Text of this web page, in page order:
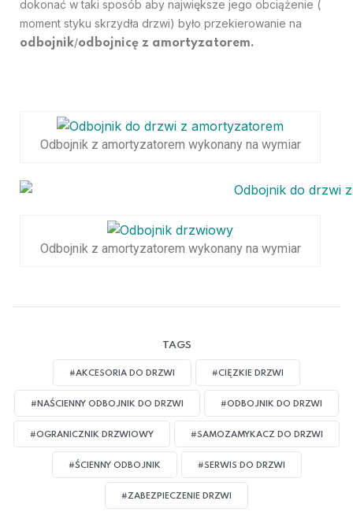
dokonać w taki sposób aby największe jego obciążenie (
moment styku skrzydła drzwi) było przekierowanie na
odbojnik/odbojnicę z amortyzatorem.
Odbojnik z amortyzatorem wykonany na wymiar
Odbojnik z amortyzatorem wykonany na wymiar
TAGS
#AKCESORIA DO DRZWI #CIĘZKIE DRZWI
#NAŚCIENNY ODBOJNIK DO DRZWI #ODBOJNIK DO DRZWI
#OGRANICZNIK DRZWIOWY #SAMOZAMYKACZ DO DRZWI
#ŚCIENNY ODBOJNIK #SERWIS DO DRZWI
#ZABEZPIECZENIE DRZWI